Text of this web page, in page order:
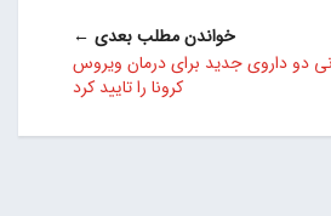
خواندن مطلب بعدی ←
دو داروی جدید برای درمان ویروس
کرونا را تایید کرد